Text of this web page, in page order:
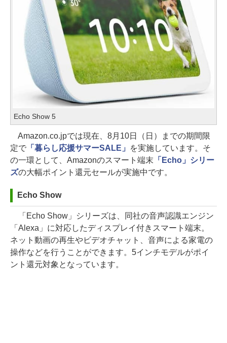
Echo Show 5
Amazon.co.jpでは現在、8月10日（日）までの期間限
定で「暮らし応援サマーSALE」
を実施しています。そ
の一環として、Amazonのスマート端末 「Echo」シリー
ズの大幅ポイント還元セールが実施中です。
Echo Show
「Echo Show」シリーズは、同社の音声認識エンジン
「Alexa」に対応したディスプレイ付きスマート端末。
ネット動画の再生やビデオチャット、音声による家電の
操作などを行うことができます。5インチモデルがポイ
ント還元対象となっています。